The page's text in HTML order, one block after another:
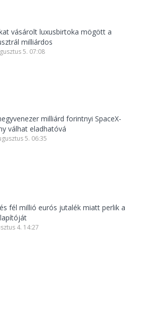
vásárolt luxusbirtoka mögött a
milliárdos
5. 07:08
milliárd forintnyi SpaceX-
válhat eladhatóvá
5. 06:35
fél millió eurós jutalék miatt perlik a
4. 14:27